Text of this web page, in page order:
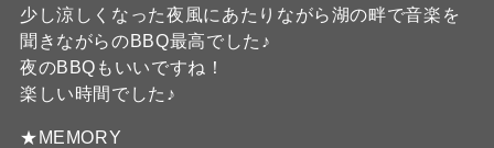
少し涼しくなった夜風にあたりながら湖の畔で音楽を
聞きながらのBBQ最高でした♪
夜のBBQもいいですね！
楽しい時間でした♪
★MEMORY